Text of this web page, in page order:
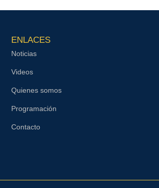
ENLACES
Noticias
Videos
Quienes somos
Programación
Contacto